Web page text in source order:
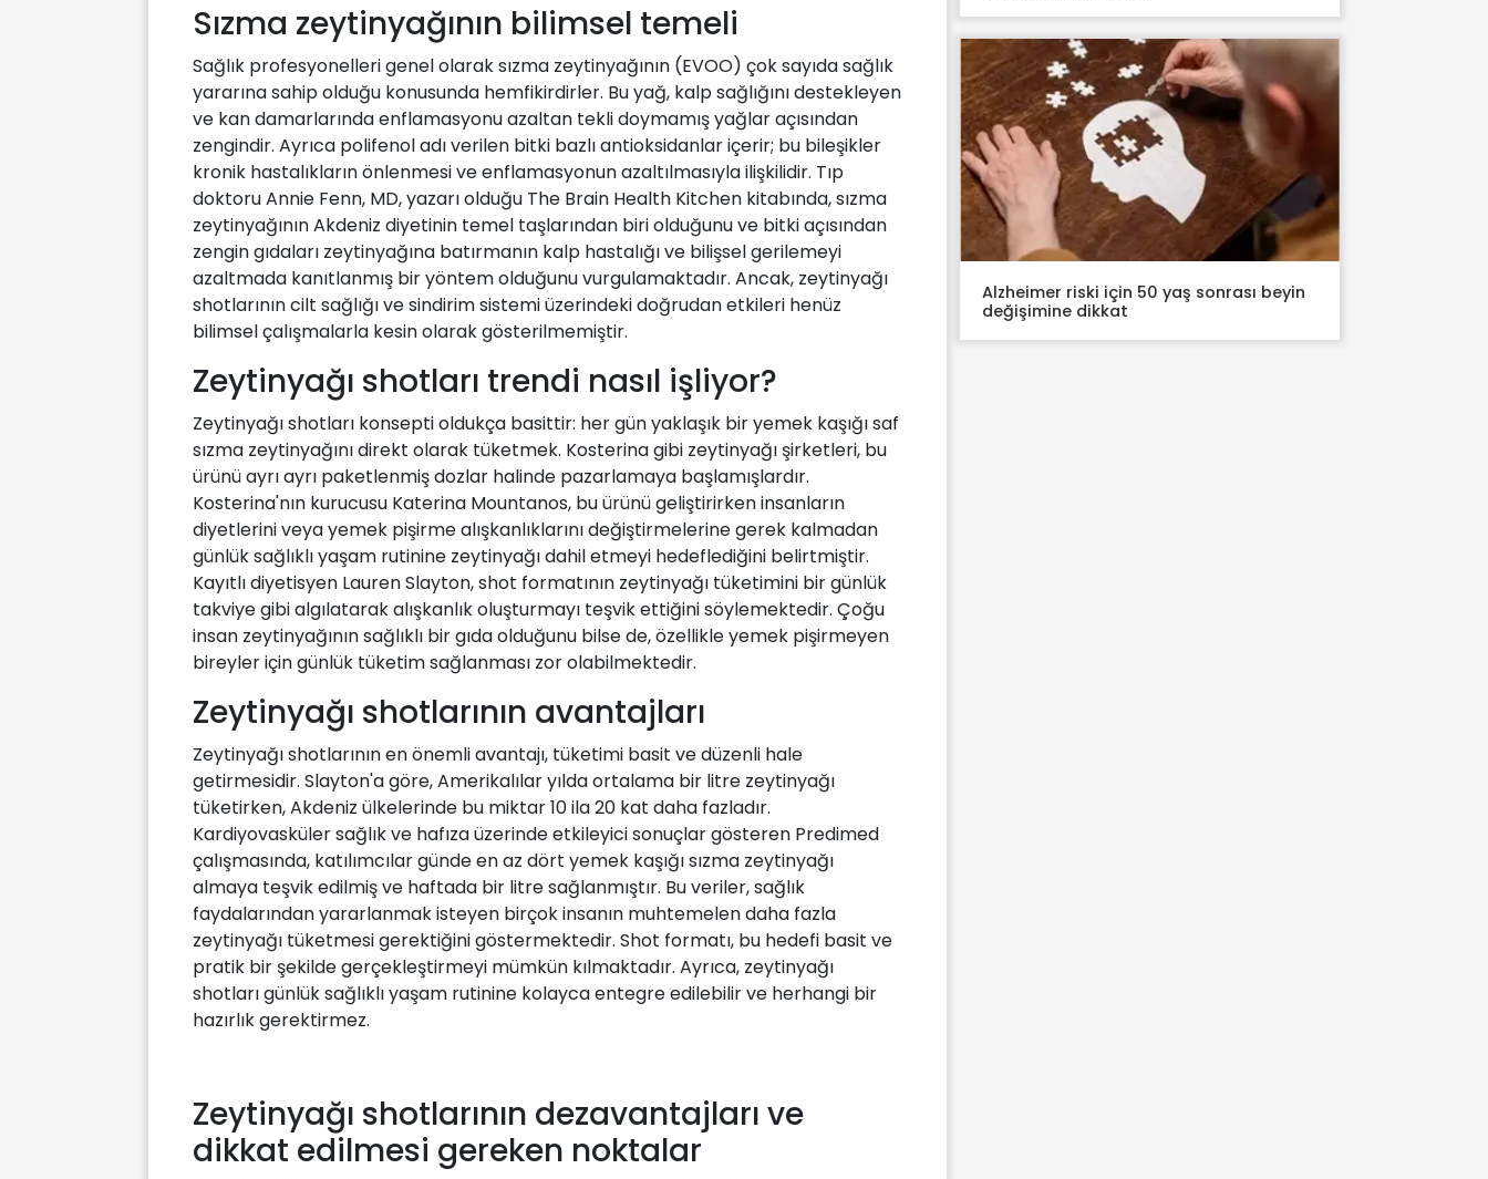
Sızma zeytinyağının bilimsel temeli
Sağlık profesyonelleri genel olarak sızma zeytinyağının (EVOO) çok sayıda sağlık
yararına sahip olduğu konusunda hemfikirdirler. Bu yağ, kalp sağlığını destekleyen
ve kan damarlarında enflamasyonu azaltan tekli doymamış yağlar açısından
zengindir. Ayrıca polifenol adı verilen bitki bazlı antioksidanlar içerir; bu bileşikler
kronik hastalıkların önlenmesi ve enflamasyonun azaltılmasıyla ilişkilidir. Tıp
doktoru Annie Fenn, MD, yazarı olduğu The Brain Health Kitchen kitabında, sızma
zeytinyağının Akdeniz diyetinin temel taşlarından biri olduğunu ve bitki açısından
zengin gıdaları zeytinyağına batırmanın kalp hastalığı ve bilişsel gerilemeyi
azaltmada kanıtlanmış bir yöntem olduğunu vurgulamaktadır. Ancak, zeytinyağı
shotlarının cilt sağlığı ve sindirim sistemi üzerindeki doğrudan etkileri henüz
bilimsel çalışmalarla kesin olarak gösterilmemiştir.
Zeytinyağı shotları trendi nasıl işliyor?
Zeytinyağı shotları konsepti oldukça basittir: her gün yaklaşık bir yemek kaşığı saf
sızma zeytinyağını direkt olarak tüketmek. Kosterina gibi zeytinyağı şirketleri, bu
ürünü ayrı ayrı paketlenmiş dozlar halinde pazarlamaya başlamışlardır.
Kosterina'nın kurucusu Katerina Mountanos, bu ürünü geliştirirken insanların
diyetlerini veya yemek pişirme alışkanlıklarını değiştirmelerine gerek kalmadan
günlük sağlıklı yaşam rutinine zeytinyağı dahil etmeyi hedeflediğini belirtmiştir.
Kayıtlı diyetisyen Lauren Slayton, shot formatının zeytinyağı tüketimini bir günlük
takviye gibi algılatarak alışkanlık oluşturmayı teşvik ettiğini söylemektedir. Çoğu
insan zeytinyağının sağlıklı bir gıda olduğunu bilse de, özellikle yemek pişirmeyen
bireyler için günlük tüketim sağlanması zor olabilmektedir.
Zeytinyağı shotlarının avantajları
Zeytinyağı shotlarının en önemli avantajı, tüketimi basit ve düzenli hale
getirmesidir. Slayton'a göre, Amerikalılar yılda ortalama bir litre zeytinyağı
tüketirken, Akdeniz ülkelerinde bu miktar 10 ila 20 kat daha fazladır.
Kardiyovasküler sağlık ve hafıza üzerinde etkileyici sonuçlar gösteren Predimed
çalışmasında, katılımcılar günde en az dört yemek kaşığı sızma zeytinyağı
almaya teşvik edilmiş ve haftada bir litre sağlanmıştır. Bu veriler, sağlık
faydalarından yararlanmak isteyen birçok insanın muhtemelen daha fazla
zeytinyağı tüketmesi gerektiğini göstermektedir. Shot formatı, bu hedefi basit ve
pratik bir şekilde gerçekleştirmeyi mümkün kılmaktadır. Ayrıca, zeytinyağı
shotları günlük sağlıklı yaşam rutinine kolayca entegre edilebilir ve herhangi bir
hazırlık gerektirmez.
Zeytinyağı shotlarının dezavantajları ve
dikkat edilmesi gereken noktalar
Alzheimer riski için 50 yaş sonrası beyin
değişimine dikkat